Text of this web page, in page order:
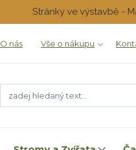
Stránky ve výstavbě -
O nás Vše o nákupu